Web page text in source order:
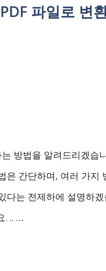
파일로 변
방법을 알려드리겠습
은 간단하며, 여러 가지
다는 전제하에 설명하
. .. …